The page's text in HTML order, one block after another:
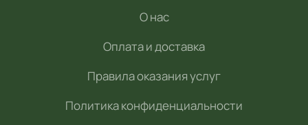
О нас
Оплата и доставка
Правила оказания услуг
Политика конфиденциальности